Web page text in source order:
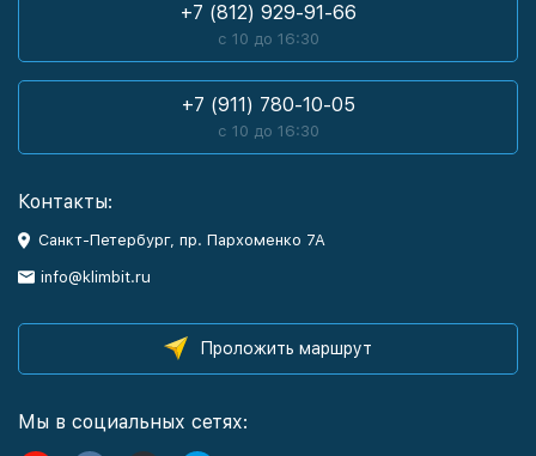
+7 (812) 929-91-66
с 10 до 16:30
+7 (911) 780-10-05
с 10 до 16:30
Контакты:
Санкт-Петербург, пр. Пархоменко 7А
info@klimbit.ru
Проложить маршрут
Мы в социальных сетях: